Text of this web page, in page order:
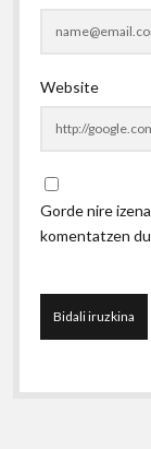
Website
Gorde nire
komentatzen